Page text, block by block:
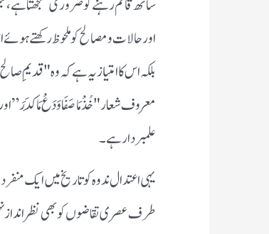
ساتھ قائم رہنے کو ضروری سمجھتا
اور حالات و مصالح کو ملحوظ رکھتے
بلکہ اس کا امتیاز یہ ہے کہ وہ "قدیمِ
معروف شعار "خُذْ مَا صَفَا وَدَعْ مَا كَدَرَ”
علمبردار ہے۔
یہی اعتدال ندوہ کو تاریخ میں ایک
طرف عصری تقاضوں کو بھی نظر